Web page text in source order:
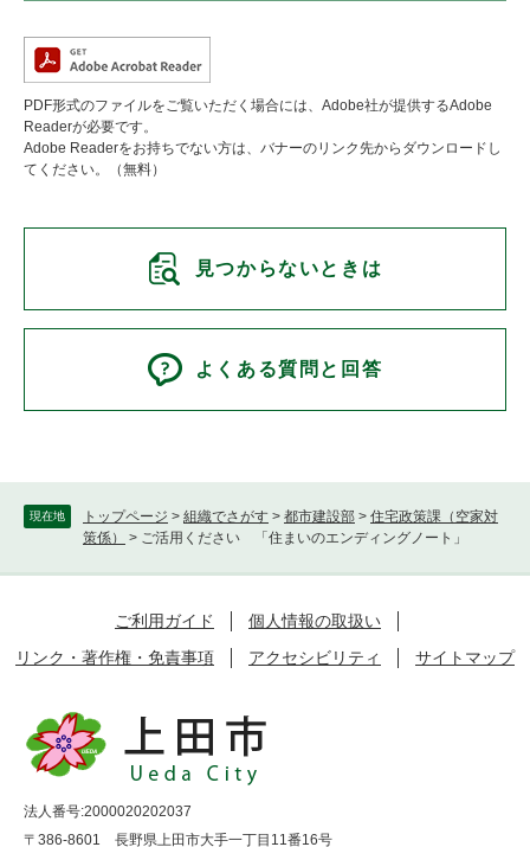
現在地 トップページ > 組織でさがす > 都市建設部 > 住宅政策課（空家対
策係）
> ご活用ください 「住まいのエンディングノート」
PDF形式のファイルをご覧いただく場合には、Adobe社が提供するAdobe
Readerが必要です。
Adobe Readerをお持ちでない方は、バナーのリンク先からダウンロードし
てください。（無料）
見つからないときは
よくある質問と回答
ご利用ガイド
個人情報の取扱い
リンク・著作権・免責事項
アクセシビリティ サイトマップ
法人番号:2000020202037
〒386-8601 長野県上田市大手一丁目11番16号